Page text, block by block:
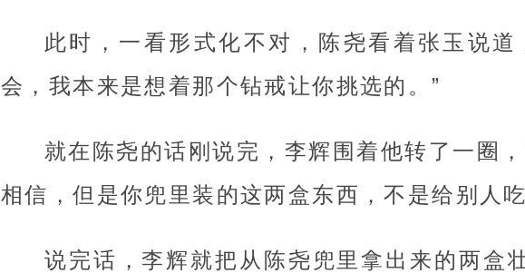
此时，一看形式化不对，陈尧看着张玉说道
会，我本来是想着那个钻戒让你挑选的。”
就在陈尧的话刚说完，李辉围着他转了一圈
相信，但是你兜里装的这两盒东西，不是给别人
说完话，李辉就把从陈尧兜里拿出来的两盒